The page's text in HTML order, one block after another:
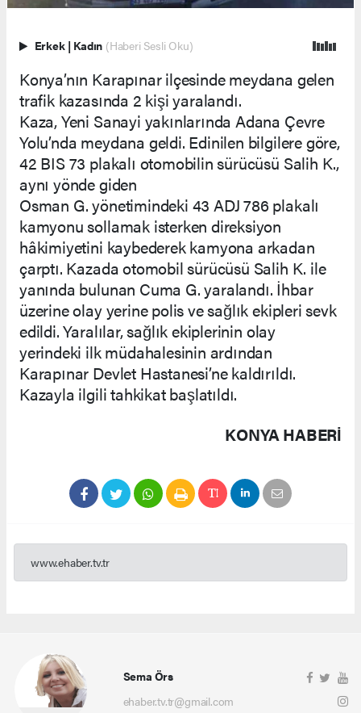
Erkek | Kadın (Haberi Sesli Oku)
Konya’nın Karapınar ilçesinde meydana gelen
trafik kazasında 2 kişi yaralandı.
Kaza, Yeni Sanayi yakınlarında Adana Çevre
Yolu’nda meydana geldi. Edinilen bilgilere göre,
42 BIS 73 plakalı otomobilin sürücüsü Salih K.,
aynı yönde giden
Osman G. yönetimindeki 43 ADJ 786 plakalı
kamyonu sollamak isterken direksiyon
hâkimiyetini kaybederek kamyona arkadan
çarptı. Kazada otomobil sürücüsü Salih K. ile
yanında bulunan Cuma G. yaralandı. İhbar
üzerine olay yerine polis ve sağlık ekipleri sevk
edildi. Yaralılar, sağlık ekiplerinin olay
yerindeki ilk müdahalesinin ardından
Karapınar Devlet Hastanesi’ne kaldırıldı.
Kazayla ilgili tahkikat başlatıldı.
KONYA HABERİ
www.ehaber.tv.tr
Sema Örs
ehaber.tv.tr@gmail.com